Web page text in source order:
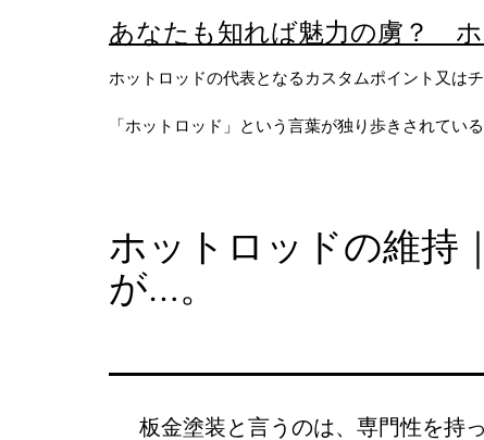
あなたも知れば魅力の虜？
ホットロッドの代表となるカスタムポイント又は
「ホットロッド」という言葉が独り歩きされている
ホットロッドの維持
が…。
板金塗装と言うのは、専門性を持